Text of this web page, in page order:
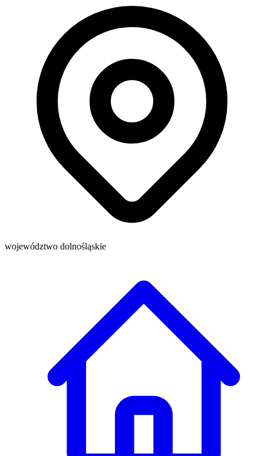
województwo dolnośląskie